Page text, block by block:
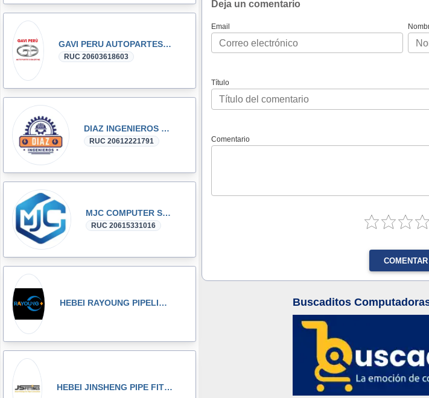
GAVI PERU AUTOPARTES DONGFENG y DFSK GLORY
RUC 20603618603
DIAZ INGENIEROS SRL
RUC 20612221791
MJC COMPUTER SAC
RUC 20615331016
HEBEI RAYOUNG PIPELINE TECHNOLOGY CO., LTD
HEBEI JINSHENG PIPE FITTING MANUFACTURING CO., LT
Deja un comentario
Email
Título
Comentario
COMENTAR
Buscaditos